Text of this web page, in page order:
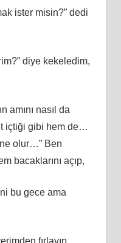
ister misin?” dedi
diye kekeledim,
amını nasıl da
içtiği gibi hem de…
olur…” Ben
bacaklarını açıp,
bu gece ama
fırlayıp